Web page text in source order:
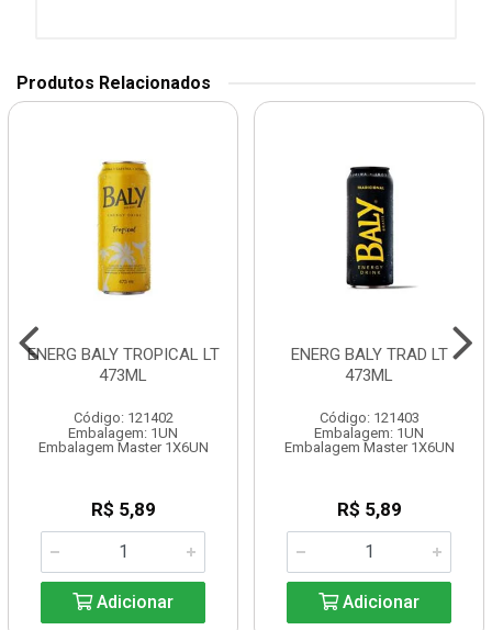
Produtos Relacionados
ENERG BALY TROPICAL LT
473ML
Código: 121402
Embalagem: 1UN
Embalagem Master 1X6UN
R$ 5,89
Adicionar
ENERG BALY TRAD LT
473ML
Código: 121403
Embalagem: 1UN
Embalagem Master 1X6UN
R$ 5,89
Adicionar